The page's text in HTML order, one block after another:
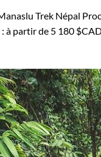
Trek Népal
à partir de 5 180